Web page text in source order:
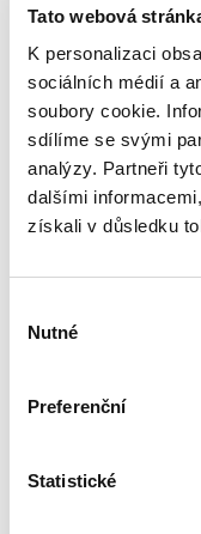
Tato webová
K personalizaci
sociálních médií a
soubory cookie.
sdílíme se svými
analýzy. Partneři
dalšími
získali v důsledku
souhlasu
Nutné
Preferenční
Statistické
Der
MUDr.
DETAILS DER